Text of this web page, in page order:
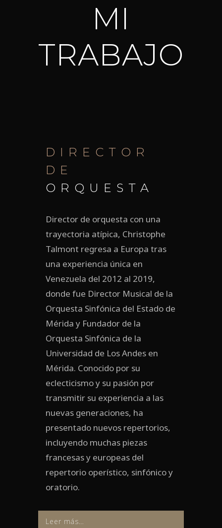
MI
TRABAJO
DIRECTOR
DE
ORQUESTA
Director de orquesta con una
trayectoria atípica, Christophe
Talmont regresa a Europa tras
una experiencia única en
Venezuela del 2012 al 2019,
donde fue Director Musical de la
Orquesta Sinfónica del Estado de
Mérida y Fundador de la
Orquesta Sinfónica de la
Universidad de Los Andes en
Mérida. Conocido por su
eclecticismo y su pasión por
transmitir su experiencia a las
nuevas generaciones, ha
presentado nuevos repertorios,
incluyendo muchas piezas
francesas y europeas del
repertorio operístico, sinfónico y
oratorio.
Leer más…